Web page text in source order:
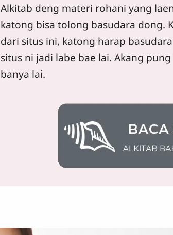
Alkitab deng materi rohani yang
katong bisa tolong basudara dong.
dari situs ini, katong harap
situs ni jadi labe bae lai. Akang
banya lai.